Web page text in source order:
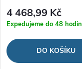
4 468,99 Kč
Expedujeme do 48 hodin
DO KOŠÍKU